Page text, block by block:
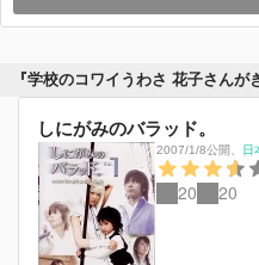
『学校のコワイうわさ 花子さん
しにがみのバラッド。
2007/1/8公開 日
20 20